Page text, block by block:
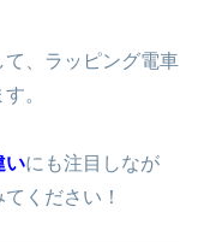
て、ラッピング電車
。
いにも注目しなが
ください！